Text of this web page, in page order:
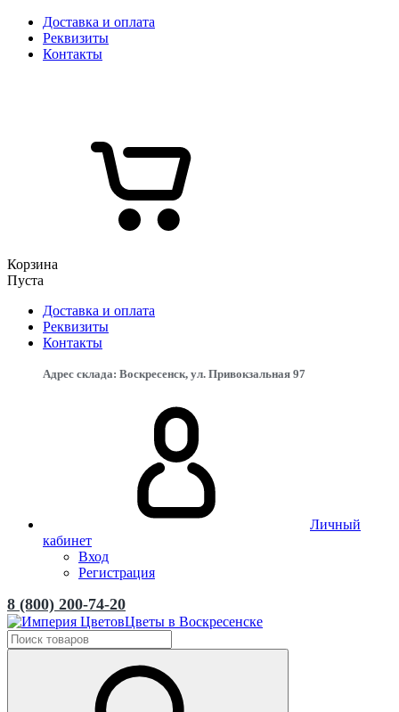
Доставка и оплата
Реквизиты
Контакты
Корзина
Пуста
Доставка и оплата
Реквизиты
Контакты
Адрес склада: Воскресенск, ул. Привокзальная 97
Личный
кабинет
Вход
Регистрация
8 (800) 200-74-20
Цветы в Воскресенске